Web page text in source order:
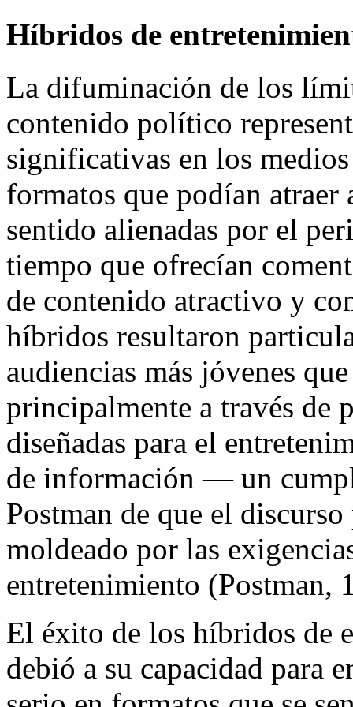
Híbridos de
La difuminación de los
contenido político
significativas en los
formatos que podían atraer
sentido alienadas por el
tiempo que ofrecían
de contenido atractivo y
híbridos resultaron
audiencias más jóvenes
principalmente a través de
diseñadas para el
de información — un
Postman de que el
moldeado por las
entretenimiento (Postman,
El éxito de los híbridos de
debió a su capacidad para